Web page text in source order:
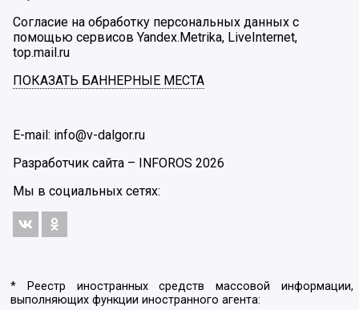
Согласие на обработку персональных данных с
помощью сервисов Yandex.Metrika, LiveInternet,
top.mail.ru
ПОКАЗАТЬ БАННЕРНЫЕ МЕСТА
E-mail: info@v-dalgor.ru
Разработчик сайта – INFOROS 2026
Мы в социальных сетях:
* Реестр иностранных средств массовой информации,
выполняющих функции иностранного агента: